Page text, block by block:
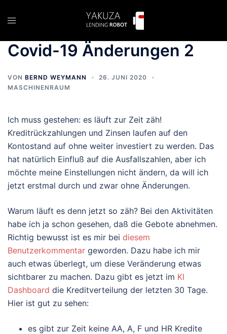
InhaltMenü
Covid-19 Änderungen 2
VON BERND WEYMANN
26. JUNI 2020
MASCHINENRAUM
Ich muss gestehen: es läuft zur Zeit zäh!
Kreditrückzahlungen und Zinsen laufen auf den
Kontostand auf ohne weiter investiert zu werden. Das
hat natürlich Einfluß auf die Ausfallszahlen, aber ich
möchte meine Einstellungen nicht ändern, da will ich
jetzt erstmal durch und zwar ohne Änderungen.
Warum läuft es denn jetzt so zäh? Bei den Aktivitäten
habe ich ja schon gesehen, daß die Gebote abnehmen.
Richtig bewusst ist es mir bei diesem
Benutzerkommentar geworden. Dazu habe ich mir
auch etwas überlegt, um diese Veränderung etwas
sichtbarer zu machen. Dazu gibt es jetzt im KI
Dashboard die Kreditverteilung der letzten 30 Tage.
Hier ist gut zu sehen:
es gibt zur Zeit keine AA, A, F und HR Kredite